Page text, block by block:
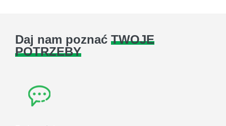
Daj nam poznać TWOJE
POTRZEBY